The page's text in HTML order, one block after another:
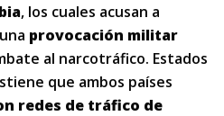
, los cuales acusan a
provocación militar
al narcotráfico. Estados
que ambos países
redes de tráfico de